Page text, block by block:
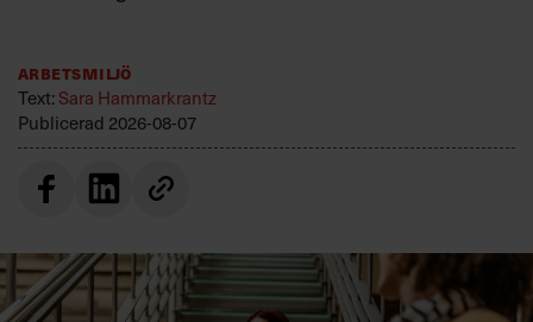
Arbetsmiljö
Text:Sara Hammarkrantz
Publicerad 2026-08-07